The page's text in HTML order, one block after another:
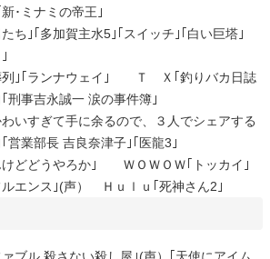
新･ミナミの帝王｣
ち｣｢多加賀主水5｣｢スイッチ｣｢白い巨塔｣
列｣｢ランナウェイ｣ Ｔ Ｘ｢釣りバカ日誌
刑事吉永誠一 涙の事件簿｣
いすぎて手に余るので、３人でシェアする
営業部長 吉良奈津子｣｢医龍3｣
けどどうやろか｣ ＷＯＷＯＷ｢トッカイ｣
ルエンス｣(声） Ｈｕｌｕ｢死神さん2｣